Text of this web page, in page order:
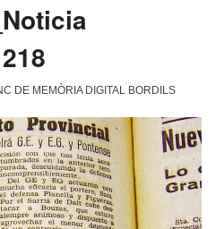
DE MEMÒRIA DIGITAL BORDILS